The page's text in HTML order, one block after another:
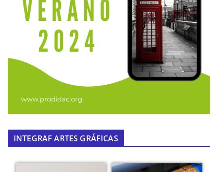
INTEGRAF ARTES GRÁFICAS